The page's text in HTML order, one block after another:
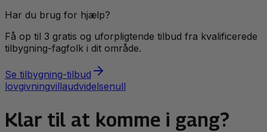
Har du brug for hjælp?
Få op til 3 gratis og uforpligtende tilbud fra kvalificerede
tilbygning-fagfolk i dit område.
Se tilbygning-tilbud
lovgivningvillaudvidelsenull
Klar til at komme i gang?